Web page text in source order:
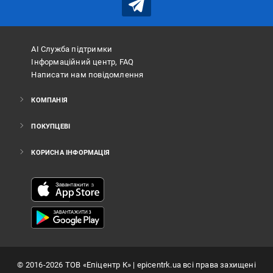
АІ Служба підтримки
Інформаційний центр, FAQ
Написати нам повідомлення
КОМПАНІЯ
ПОКУПЦЕВІ
КОРИСНА ІНФОРМАЦІЯ
© 2016-2026 ТОВ «Епіцентр К»| epicentrk.ua всі права захищені